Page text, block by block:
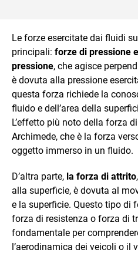
Le forze esercitate dai fluidi
principali: forze di pressione
pressione, che agisce
è dovuta alla pressione
questa forza richiede la
fluido e dell’area della
L’effetto più noto della forza
Archimede, che è la forza
oggetto immerso in un fluido.
D’altra parte, la forza di attrito
alla superficie, è dovuta al
e la superficie. Questo tipo di
forza di resistenza o forza di
fondamentale per
l’aerodinamica dei veicoli o il